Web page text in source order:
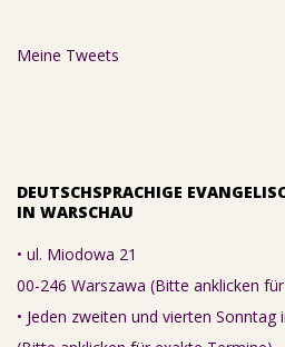
Meine Tweets
DEUTSCHSPRACHIGE
IN WARSCHAU
• ul. Miodowa 21
00-246 Warszawa (Bitte anklicken
• Jeden zweiten und vierten